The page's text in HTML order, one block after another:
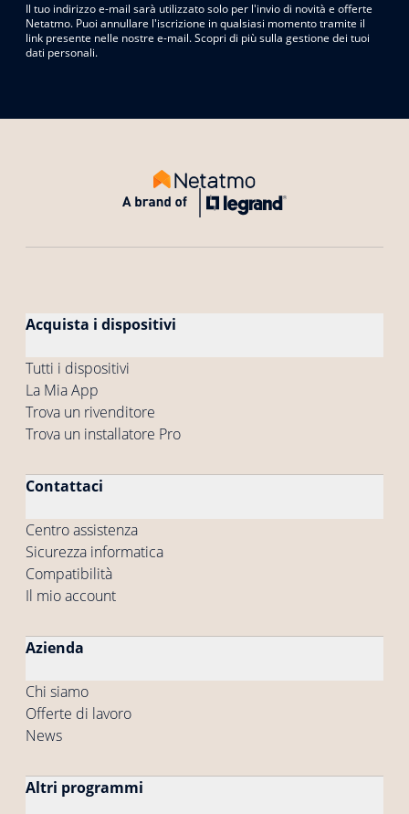
Il tuo indirizzo e-mail sarà utilizzato solo per l'invio di novità e offerte
Netatmo. Puoi annullare l'iscrizione in qualsiasi momento tramite il
link presente nelle nostre e-mail. Scopri di più sulla gestione dei tuoi
dati personali.
Acquista i dispositivi
Tutti i dispositivi
La Mia App
Trova un rivenditore
Trova un installatore Pro
Contattaci
Centro assistenza
Sicurezza informatica
Compatibilità
Il mio account
Azienda
Chi siamo
Offerte di lavoro
News
Altri programmi